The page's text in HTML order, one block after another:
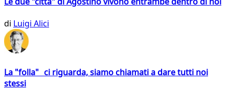
di Luigi Alici
La "folla" ci riguarda, siamo chiamati a dare tutti noi
stessi